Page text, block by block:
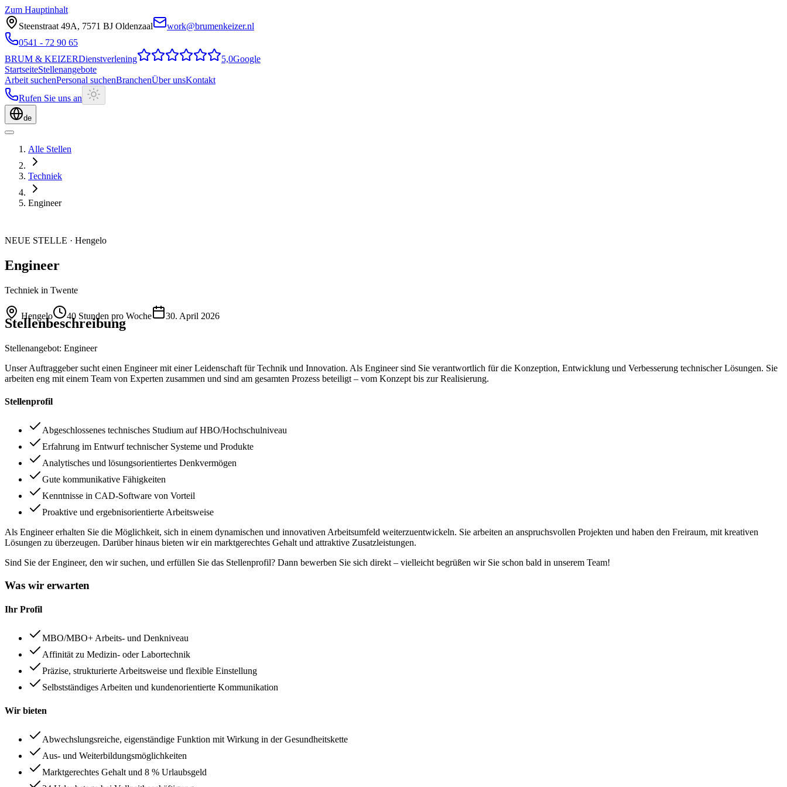
Zum Hauptinhalt
Steenstraat 49A, 7571 BJ Oldenzaal
work@brumenkeizer.nl
0541 - 72 90 65
BRUM & KEIZERDienstverlening 5,0Google
StartseiteStellenangebote
Arbeit suchenPersonal suchenBranchenÜber unsKontakt
Rufen Sie uns an
de
Alle Stellen
Techniek
Engineer
NEUE STELLE · Hengelo
Engineer
Techniek in Twente
Hengelo 40 Stunden pro Woche 30. April 2026
Stellenbeschreibung
Stellenangebot: Engineer
Unser Auftraggeber sucht einen Engineer mit einer Leidenschaft für Technik und Innovation. Als Engineer sind Sie verantwortlich für die Konzeption, Entwicklung und Verbesserung technischer Lösungen. Sie
arbeiten eng mit einem Team von Experten zusammen und sind am gesamten Prozess beteiligt – vom Konzept bis zur Realisierung.
Stellenprofil
Abgeschlossenes technisches Studium auf HBO/Hochschulniveau
Erfahrung im Entwurf technischer Systeme und Produkte
Analytisches und lösungsorientiertes Denkvermögen
Gute kommunikative Fähigkeiten
Kenntnisse in CAD-Software von Vorteil
Proaktive und ergebnisorientierte Arbeitsweise
Als Engineer erhalten Sie die Möglichkeit, sich in einem dynamischen und innovativen Arbeitsumfeld weiterzuentwickeln. Sie arbeiten an anspruchsvollen Projekten und haben den Freiraum, mit kreativen
Lösungen zu überzeugen. Darüber hinaus bieten wir ein marktgerechtes Gehalt und attraktive Zusatzleistungen.
Sind Sie der Engineer, den wir suchen, und erfüllen Sie das Stellenprofil? Dann bewerben Sie sich direkt – vielleicht begrüßen wir Sie schon bald in unserem Team!
Was wir erwarten
Ihr Profil
MBO/MBO+ Arbeits- und Denkniveau
Affinität zu Medizin- oder Labortechnik
Präzise, strukturierte Arbeitsweise und flexible Einstellung
Selbstständiges Arbeiten und kundenorientierte Kommunikation
Wir bieten
Abwechslungsreiche, eigenständige Funktion mit Wirkung in der Gesundheitskette
Aus- und Weiterbildungsmöglichkeiten
Marktgerechtes Gehalt und 8 % Urlaubsgeld